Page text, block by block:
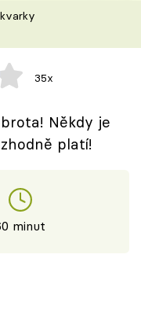
35x
Někdy je
platí!
minut